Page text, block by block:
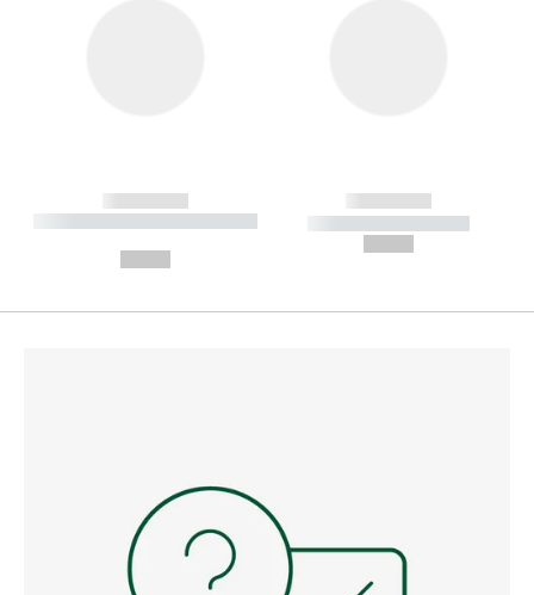
------------
----------- ----------- --------
------------
----------- -----------